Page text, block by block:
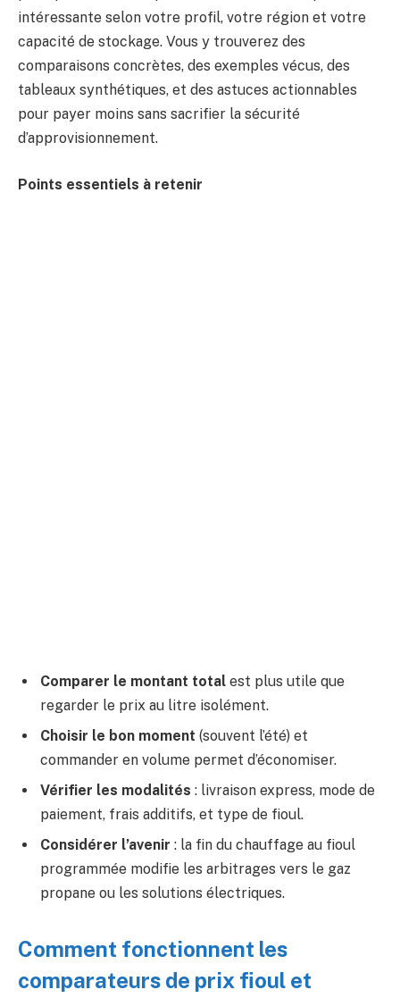
intéressante selon votre profil, votre région et votre
capacité de stockage. Vous y trouverez des
comparaisons concrètes, des exemples vécus, des
tableaux synthétiques, et des astuces actionnables
pour payer moins sans sacrifier la sécurité
d’approvisionnement.
Points essentiels à retenir
Comparer le montant total est plus utile que
regarder le prix au litre isolément.
Choisir le bon moment (souvent l’été) et
commander en volume permet d’économiser.
Vérifier les modalités : livraison express, mode de
paiement, frais additifs, et type de fioul.
Considérer l’avenir : la fin du chauffage au fioul
programmée modifie les arbitrages vers le gaz
propane ou les solutions électriques.
Comment fonctionnent les
comparateurs de prix fioul et